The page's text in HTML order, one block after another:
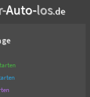
Auto-los.de